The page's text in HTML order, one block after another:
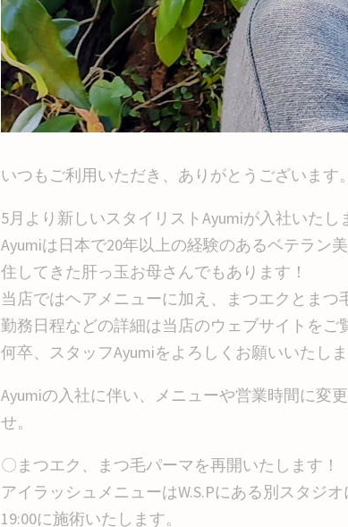
いつもご利用いただき、ありがとうございます。
5月より新しいスタイリストAyumiが入社いたし
Ayumiは日本で20年以上の経験のあるベテラン
住してきた肝っ玉お母さんでもあります！
当店ではヘアメニューに加え、まつエクとまつ
勤務日程などの詳細は当店のウェブサイトをご
何卒、スタッフAyumiをよろしくお願いいたしま
Ayumiの入社に伴い、メニューや営業時間に変
せ。
〇まつエク、まつ毛パーマを再開いたします！
アイラッシュメニューはW.S.Pにある別スタジ
19:00に施術いたします。